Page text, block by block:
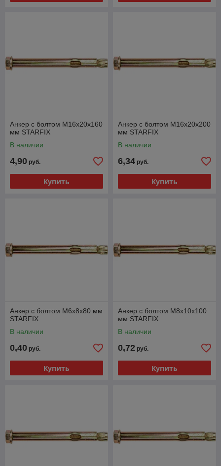
Анкер с болтом М16х20х160
мм STARFIX
В наличии
4,90 руб.
Купить
Анкер с болтом М16х20х200
мм STARFIX
В наличии
6,34 руб.
Купить
Анкер с болтом М6х8х80 мм
STARFIX
В наличии
0,40 руб.
Купить
Анкер с болтом М8х10х100
мм STARFIX
В наличии
0,72 руб.
Купить